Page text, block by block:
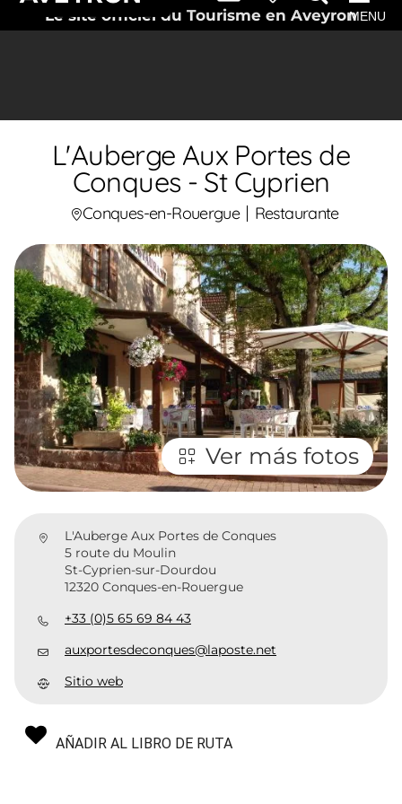
Le site officiel du Tourisme en AveyronMENU
L'Auberge Aux Portes de
Conques - St Cyprien
Conques-en-Rouergue Restaurante
Ver más fotos
L'Auberge Aux Portes de Conques
5 route du Moulin
St-Cyprien-sur-Dourdou
12320 Conques-en-Rouergue
+33 (0)5 65 69 84 43
auxportesdeconques@laposte.net
Sitio web
AÑADIR AL LIBRO DE RUTA